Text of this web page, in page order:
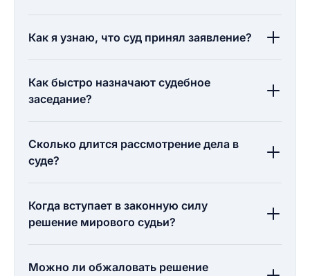
Как я узнаю, что суд принял заявление?
Как быстро назначают судебное
заседание?
Сколько длится рассмотрение дела в
суде?
Когда вступает в законную силу
решение мирового судьи?
Можно ли обжаловать решение